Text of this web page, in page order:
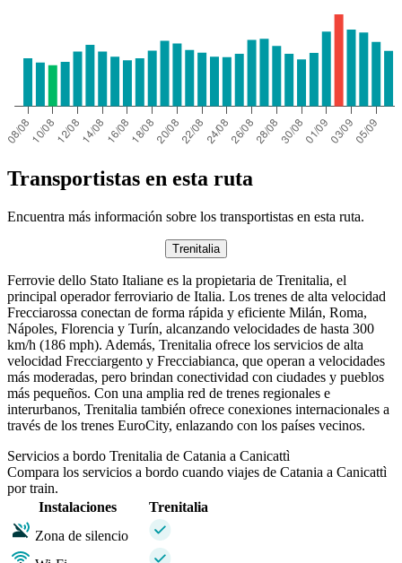
Transportistas en esta ruta
Encuentra más información sobre los transportistas en esta ruta.
Trenitalia
Ferrovie dello Stato Italiane es la propietaria de Trenitalia, el
principal operador ferroviario de Italia. Los trenes de alta velocidad
Frecciarossa conectan de forma rápida y eficiente Milán, Roma,
Nápoles, Florencia y Turín, alcanzando velocidades de hasta 300
km/h (186 mph). Además, Trenitalia ofrece los servicios de alta
velocidad Frecciargento y Frecciabianca, que operan a velocidades
más moderadas, pero brindan conectividad con ciudades y pueblos
más pequeños. Con una amplia red de trenes regionales e
interurbanos, Trenitalia también ofrece conexiones internacionales a
través de los trenes EuroCity, enlazando con los países vecinos.
Servicios a bordo Trenitalia de Catania a Canicattì
Compara los servicios a bordo cuando viajes de Catania a Canicattì
por train.
Instalaciones
Trenitalia
Zona de silencio